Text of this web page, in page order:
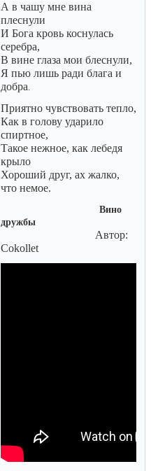
А в чашу мне вина
плеснули
И Бога кровь коснулась
серебра,
В вине глаза мои блеснули,
Я пью лишь ради блага и
добра
Приятно чувствовать тепло,
Как в голову ударило
спиртное,
Такое нежное, как лебедя
крыло
Хороший друг, ах жалко,
что немое.
Вино
дружбы
Автор:
Cokollet